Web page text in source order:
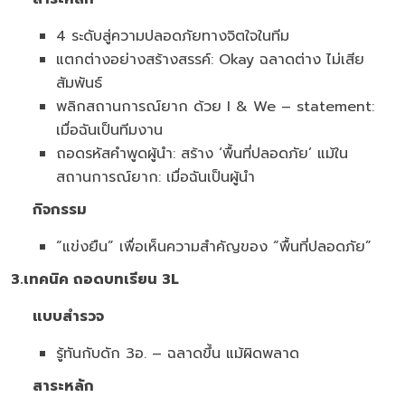
4 ระดับสู่ความปลอดภัยทางจิตใจในทีม
แตกต่างอย่างสร้างสรรค์: Okay ฉลาดต่าง ไม่เสีย
สัมพันธ์
พลิกสถานการณ์ยาก ด้วย I & We – statement:
เมื่อฉันเป็นทีมงาน
ถอดรหัสคำพูดผู้นำ: สร้าง ‘พื้นที่ปลอดภัย’ แม้ใน
สถานการณ์ยาก: เมื่อฉันเป็นผู้นำ
กิจกรรม
“แข่งยืน” เพื่อเห็นความสำคัญของ “พื้นที่ปลอดภัย”
3.เทคนิค ถอดบทเรียน 3L
แบบสำรวจ
รู้ทันกับดัก 3อ. – ฉลาดขึ้น แม้ผิดพลาด
สาระหลัก